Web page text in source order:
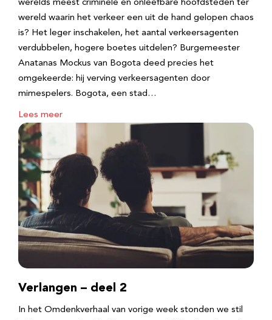
werelds meest criminele en onleefbare hoofdsteden ter
wereld waarin het verkeer een uit de hand gelopen chaos
is? Het leger inschakelen, het aantal verkeersagenten
verdubbelen, hogere boetes uitdelen? Burgemeester
Anatanas Mockus van Bogota deed precies het
omgekeerde: hij verving verkeersagenten door
mimespelers. Bogota, een stad…
Lees meer
Verlangen – deel 2
In het Omdenkverhaal van vorige week stonden we stil